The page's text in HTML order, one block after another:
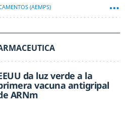
(AEMPS)
da luz verde a la
vacuna antigripal
ARNm